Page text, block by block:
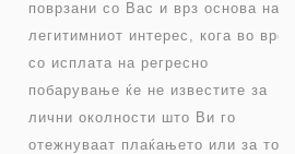
поврзани со Вас и врз основа на
легитимниот интерес, кога во
со исплата на регресно
побарување ќе не известите за
лични околности што Ви го
отежнуваат плаќањето или за тоа